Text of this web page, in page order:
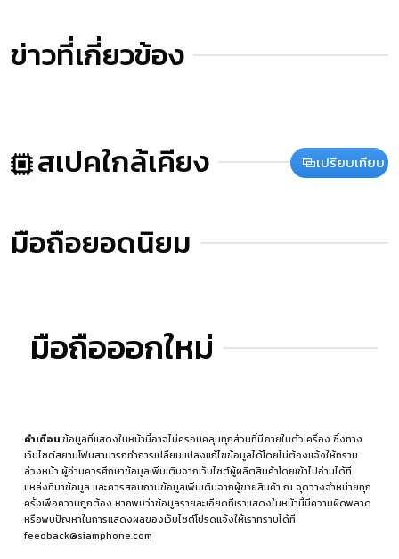
ข่าวที่เกี่ยวข้อง
สเปคใกล้เคียง เปรียบเทียบ
มือถือยอดนิยม
มือถือออกใหม่
คำเตือนข้อมูลที่แสดงในหน้านี้อาจไม่ครอบคลุมทุกส่วนที่มีภายในตัวเครื่อง ซึ่งทาง
เว็บไซต์สยามโฟนสามารถทำการเปลี่ยนแปลงแก้ไขข้อมูลได้โดยไม่ต้องแจ้งให้ทราบ
ล่วงหน้า ผู้อ่านควรศึกษาข้อมูลเพิ่มเติมจากเว็บไซต์ผู้ผลิตสินค้าโดยเข้าไปอ่านได้ที่
แหล่งที่มาข้อมูล และควรสอบถามข้อมูลเพิ่มเติมจากผู้ขายสินค้า ณ จุดวางจำหน่ายทุก
ครั้งเพื่อความถูกต้อง หากพบว่าข้อมูลรายละเอียดที่เราแสดงในหน้านี้มีความผิดพลาด
หรือพบปัญหาในการแสดงผลของเว็บไซต์โปรดแจ้งให้เราทราบได้ที่
feedback@siamphone.com